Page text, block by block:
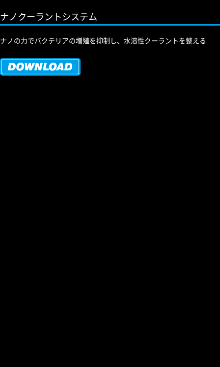
ナノクーラントシステム
ナノの力でバクテリアの増殖を抑制し、水溶性クーラントを整える